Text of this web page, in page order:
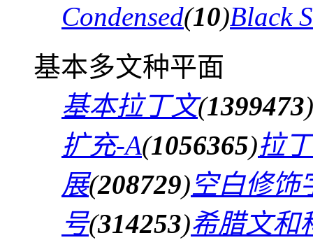
Condensed(10)Black
基本多文种平面
基本拉丁文(1399473)
扩充-A(1056365)拉
展(208729)空白修饰
号(314253)希腊文和